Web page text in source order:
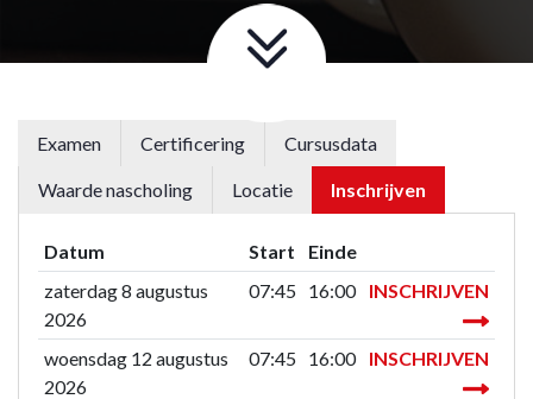
Examen Certificering Cursusdata
Waarde nascholing Locatie Inschrijven
Datum Start
Einde
zaterdag 8 augustus
2026
07:45 16:00 INSCHRIJVEN
woensdag 12 augustus
2026
07:45 16:00 INSCHRIJVEN